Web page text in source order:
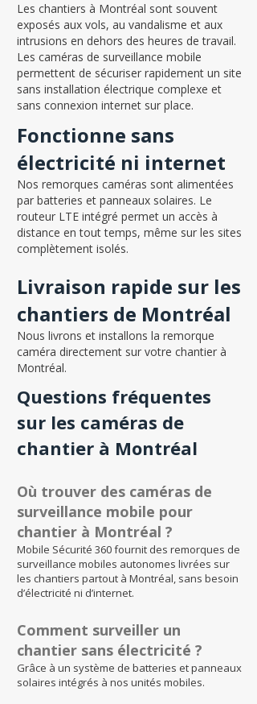
Les chantiers à Montréal sont souvent
exposés aux vols, au vandalisme et aux
intrusions en dehors des heures de travail.
Les caméras de surveillance mobile
permettent de sécuriser rapidement un site
sans installation électrique complexe et
sans connexion internet sur place.
Fonctionne sans
électricité ni internet
Nos remorques caméras sont alimentées
par batteries et panneaux solaires. Le
routeur LTE intégré permet un accès à
distance en tout temps, même sur les sites
complètement isolés.
Livraison rapide sur les
chantiers de Montréal
Nous livrons et installons la remorque
caméra directement sur votre chantier à
Montréal.
Questions fréquentes
sur les caméras de
chantier à Montréal
Où trouver des caméras de
surveillance mobile pour
chantier à Montréal ?
Mobile Sécurité 360 fournit des remorques de
surveillance mobiles autonomes livrées sur
les chantiers partout à Montréal, sans besoin
d’électricité ni d’internet.
Comment surveiller un
chantier sans électricité ?
Grâce à un système de batteries et panneaux
solaires intégrés à nos unités mobiles.